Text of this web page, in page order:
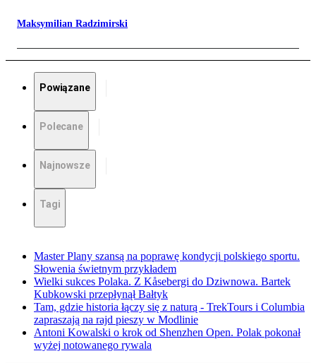
Maksymilian Radzimirski
Powiązane
Polecane
Najnowsze
Tagi
Master Plany szansą na poprawę kondycji polskiego sportu.
Słowenia świetnym przykładem
Wielki sukces Polaka. Z Kåsebergi do Dziwnowa. Bartek
Kubkowski przepłynął Bałtyk
Tam, gdzie historia łączy się z naturą - TrekTours i Columbia
zapraszają na rajd pieszy w Modlinie
Antoni Kowalski o krok od Shenzhen Open. Polak pokonał
wyżej notowanego rywala